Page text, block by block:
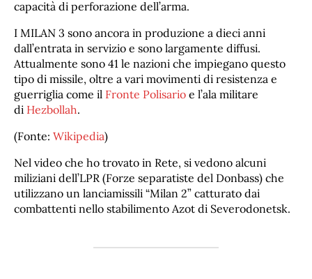
capacità di perforazione dell’arma.
I MILAN 3 sono ancora in produzione a dieci anni
dall’entrata in servizio e sono largamente diffusi.
Attualmente sono 41 le nazioni che impiegano questo
tipo di missile, oltre a vari movimenti di resistenza e
guerriglia come il Fronte Polisario e l’ala militare
di Hezbollah.
(Fonte: Wikipedia)
Nel video che ho trovato in Rete, si vedono alcuni
miliziani dell’LPR (Forze separatiste del Donbass) che
utilizzano un lanciamissili “Milan 2” catturato dai
combattenti nello stabilimento Azot di Severodonetsk.